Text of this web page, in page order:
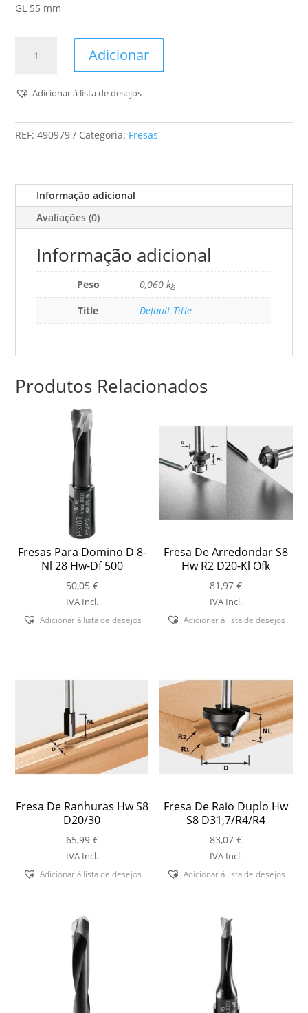
GL 55 mm
Para
Helicoidais
Hw
D8/25
Adicionar
Adicionar á lista de desejos
REF:490979 Categoria: Fresas
Informação adicional
Avaliações (0)
Informação adicional
Peso
0,060 kg
Title
Default Title
Produtos Relacionados
Fresas Para Domino D 8-
Nl 28 Hw-Df 500
50,05 €
IVA Incl.
Adicionar á lista de desejos
Fresa De Arredondar S8
Hw R2 D20-Kl Ofk
81,97€
IVA Incl.
Adicionar á lista de desejos
Fresa De Ranhuras Hw S8
D20/30
65,99 €
IVA Incl.
Adicionar á lista de desejos
Fresa De Raio Duplo Hw
S8 D31,7/R4/R4
83,07€
IVA Incl.
Adicionar á lista de desejos